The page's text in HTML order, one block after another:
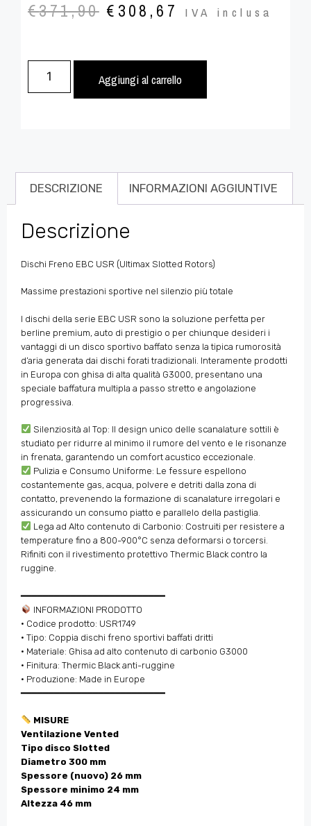
€371,90 € 308,67 IVA inclusa
Aggiungi al carrello
DESCRIZIONE INFORMAZIONI AGGIUNTIVE
Descrizione
Dischi Freno EBC USR (Ultimax Slotted Rotors)
Massime prestazioni sportive nel silenzio più totale
I dischi della serie EBC USR sono la soluzione perfetta per
berline premium, auto di prestigio o per chiunque desideri i
vantaggi di un disco sportivo baffato senza la tipica rumorosità
d’aria generata dai dischi forati tradizionali. Interamente prodotti
in Europa con ghisa di alta qualità G3000, presentano una
speciale baffatura multipla a passo stretto e angolazione
progressiva.
Silenziosità al Top: Il design unico delle scanalature sottili è
studiato per ridurre al minimo il rumore del vento e le risonanze
in frenata, garantendo un comfort acustico eccezionale.
Pulizia e Consumo Uniforme: Le fessure espellono
costantemente gas, acqua, polvere e detriti dalla zona di
contatto, prevenendo la formazione di scanalature irregolari e
assicurando un consumo piatto e parallelo della pastiglia.
Lega ad Alto contenuto di Carbonio: Costruiti per resistere a
temperature fino a 800-900°C senza deformarsi o torcersi.
Rifiniti con il rivestimento protettivo Thermic Black contro la
ruggine.
━━━━━━━━━━━━━━━━━━━━━━━━━━
INFORMAZIONI PRODOTTO
• Codice prodotto: USR1749
• Tipo: Coppia dischi freno sportivi baffati dritti
• Materiale: Ghisa ad alto contenuto di carbonio G3000
• Finitura: Thermic Black anti-ruggine
• Produzione: Made in Europe
━━━━━━━━━━━━━━━━━━━━━━━━━━
MISURE
Ventilazione Vented
Tipo disco Slotted
Diametro 300 mm
Spessore (nuovo) 26 mm
Spessore minimo 24 mm
Altezza 46 mm